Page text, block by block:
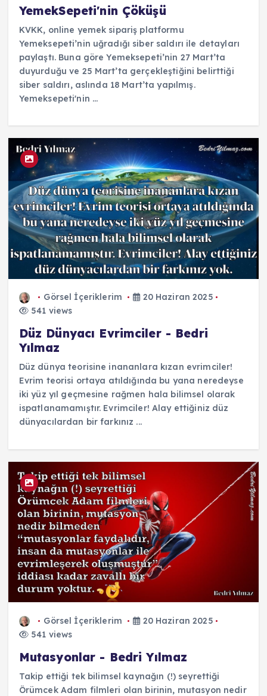
YemekSepeti'nin Çöküşü
KVKK, online yemek sipariş platformu
Yemeksepeti’nin uğradığı siber saldırı ile detayları
paylaştı. Buna göre Yemeksepeti’nin 27 Mart’ta
duyurduğu ve 25 Mart’ta gerçekleştiğini belirttiği
siber saldırı, aslında 18 Mart’ta yapılmış.
Yemeksepeti'nin ...
Görsel İçeriklerim
20 Haziran 2025
541 views
Düz Dünyacı Evrimciler - Bedri
Yılmaz
Düz dünya teorisine inananlara kızan evrimciler!
Evrim teorisi ortaya atıldığında bu yana neredeyse
iki yüz yıl geçmesine rağmen hala bilimsel olarak
ispatlanamamıştır. Evrimciler! Alay ettiğiniz düz
dünyacılardan bir farkınız ...
Görsel İçeriklerim
20 Haziran 2025
541 views
Mutasyonlar - Bedri Yılmaz
Takip ettiği tek bilimsel kaynağın (!) seyrettiği
Örümcek Adam filmleri olan birinin, mutasyon nedir